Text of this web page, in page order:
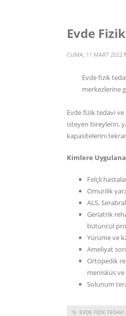
Evde
CUMA, 11 MART 2022
Evde fizik
merkezlerine
Evde fizik tedavi
isteyen bireylerin,
kapasitelerini
Kimlere
Felçli
Omurilik
ALS,
Geriatrik
bütüncül
Yürüme ve
Ameliyat
Ortopedik
menisküs ve
Solunum
EVDE FIZIK TEDAVI